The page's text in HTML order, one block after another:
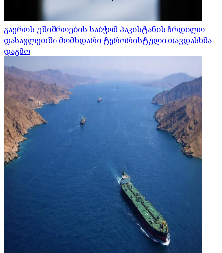
გაეროს უშიშროების საბჭომ პაკისტანის ჩრდილო-
დასავლეთში მომხდარი ტერორისტული თავდასხმა
დაგმო